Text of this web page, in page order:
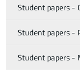
Student papers -
Student papers -
Student papers -